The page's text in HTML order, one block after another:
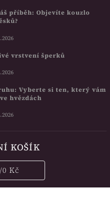
příběh: Objevíte kouzlo
vrstvení šperků
Vyberte si ten, který vám
hvězdách
KOŠÍK
0 Kč